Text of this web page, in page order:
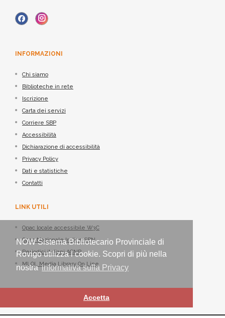
NOW Sistema Bibliotecario Provinciale di
Rovigo utilizza i cookie. Scopri di più nella
nostrainformativa sulla Privacy
Accetta
INFORMAZIONI
Chi siamo
Biblioteche in rete
Iscrizione
Carta dei servizi
Corriere SBP
Accessibilità
Dichiarazione di accessibilità
Privacy Policy
Dati e statistiche
Contatti
LINK UTILI
Opac locale accessibile W3C
Opac Nazionale Indice SBN
Periodici italiani ACNP
MLOL Media Library On Line